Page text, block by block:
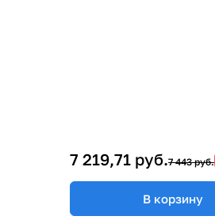
7 219,71 руб.7 443 руб.
В корзину